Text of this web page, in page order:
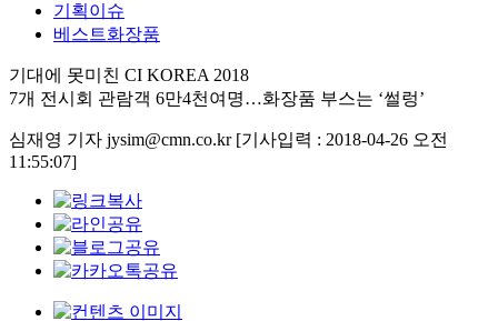
기획이슈
베스트화장품
기대에 못미친 CI KOREA 2018
7개 전시회 관람객 6만4천여명…화장품 부스는 ‘썰렁’
심재영 기자 jysim@cmn.co.kr [기사입력 : 2018-04-26 오전
11:55:07]